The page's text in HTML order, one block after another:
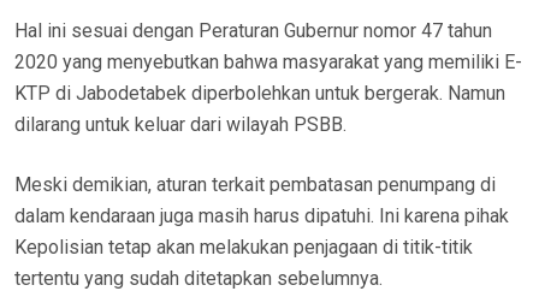
Hal ini sesuai dengan Peraturan Gubernur nomor 47 tahun
2020 yang menyebutkan bahwa masyarakat yang memiliki E-
KTP di Jabodetabek diperbolehkan untuk bergerak. Namun
dilarang untuk keluar dari wilayah PSBB.
Meski demikian, aturan terkait pembatasan penumpang di
dalam kendaraan juga masih harus dipatuhi. Ini karena pihak
Kepolisian tetap akan melakukan penjagaan di titik-titik
tertentu yang sudah ditetapkan sebelumnya.